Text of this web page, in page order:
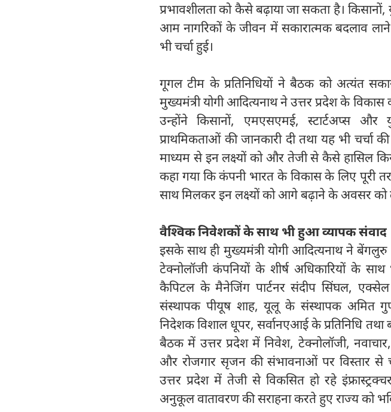
प्रभावशीलता को कैसे बढ़ाया जा सकता है।
आम नागरिकों के जीवन में सकारात्मक बदलाव
भी चर्चा हुई।
गूगल टीम के प्रतिनिधियों ने बैठक को अत्यंत
मुख्यमंत्री योगी आदित्यनाथ ने उत्तर प्रदेश के विकास
उन्होंने किसानों, एमएसएमई, स्टार्टअप्स और
प्राथमिकताओं की जानकारी दी तथा यह भी
माध्यम से इन लक्ष्यों को और तेजी से कैसे हासिल
कहा गया कि कंपनी भारत के विकास के लिए पूरी
साथ मिलकर इन लक्ष्यों को आगे बढ़ाने के अवसर को
वैश्विक निवेशकों के साथ भी हुआ व्यापक संवाद
इसके साथ ही मुख्यमंत्री योगी आदित्यनाथ ने
टेक्नोलॉजी कंपनियों के शीर्ष अधिकारियों के
कैपिटल के मैनेजिंग पार्टनर संदीप सिंघल, एक्सेल
संस्थापक पीयूष शाह, यूलू के संस्थापक अमित
निदेशक विशाल धूपर, सर्वानएआई के प्रतिनिधि तथा
बैठक में उत्तर प्रदेश में निवेश, टेक्नोलॉजी, नवाचार,
और रोजगार सृजन की संभावनाओं पर विस्तार से
उत्तर प्रदेश में तेजी से विकसित हो रहे
अनुकूल वातावरण की सराहना करते हुए राज्य को